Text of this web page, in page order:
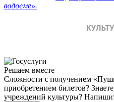
водоеме».
Решаем вместе
Сложности с получением
приобретением билетов?
учреждений культуры?